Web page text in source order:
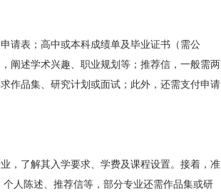
请表；高中或本科成绩单及毕业证书（需公
阐述学术兴趣、职业规划等；推荐信，一般需两
作品集、研究计划或面试；此外，还需支付申请
，了解其入学要求、学费及课程设置。接着，准
人陈述、推荐信等，部分专业还需作品集或研